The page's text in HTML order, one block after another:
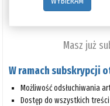
Masz już
W ramach subskrypcji
Możliwość odsłuchiwania
Dostęp do wszystkich